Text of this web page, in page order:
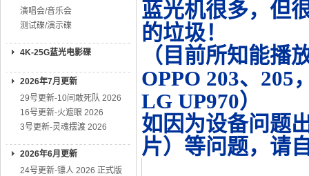
演唱会/音乐会
测试碟/演示碟
4K-25G蓝光电影碟
2026年7月更新
29号更新-10间敢死队 2026
16号更新-火遮眼 2026
3号更新-灵魂摆渡 2026
2026年6月更新
24号更新-镖人 2026 正式版
蓝光机很多，但
的垃圾！
（目前所知能播
OPPO 203、205
LG UP970）
如因为设备问题
片）等问题，请